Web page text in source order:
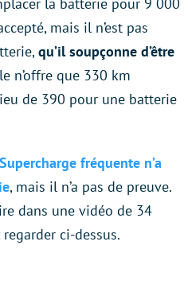
la batterie pour 9 000
mais il n’est pas
qu’il soupçonne d’être
n’offre que 330 km
de 390 pour une batterie
fréquente n’a
, mais il n’a pas de preuve.
dans une vidéo de 34
ci-dessus.